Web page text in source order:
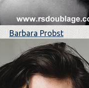
Barbara Probst